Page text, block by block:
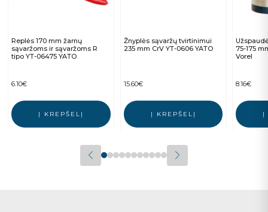
Replės 170 mm žarnų
sąvaržoms ir sąvaržoms R
tipo YT-06475 YATO
6.10€
Į KREPŠELĮ
Žnyplės sąvaržų tvirtinimui
235 mm CrV YT-0606 YATO
15.60€
Į KREPŠELĮ
75-175
Vorel
8.16€
Į